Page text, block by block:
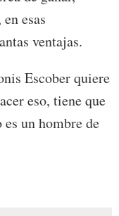
esas
ventajas.
Escober quiere
eso, tiene que
un hombre de